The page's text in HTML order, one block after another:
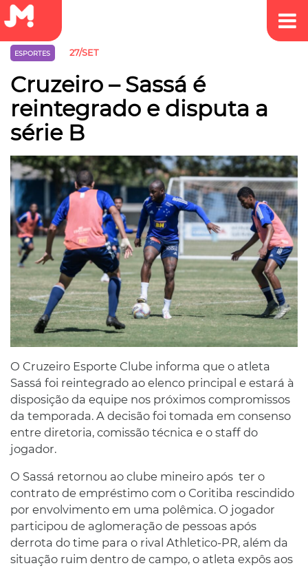
ESPORTES 27/SET
Cruzeiro – Sassá é
reintegrado e disputa a
série B
O Cruzeiro Esporte Clube informa que o atleta
Sassá foi reintegrado ao elenco principal e estará à
disposição da equipe nos próximos compromissos
da temporada. A decisão foi tomada em consenso
entre diretoria, comissão técnica e o staff do
jogador.
O Sassá retornou ao clube mineiro após ter o
contrato de empréstimo com o Coritiba rescindido
por envolvimento em uma polêmica. O jogador
participou de aglomeração de pessoas após
derrota do time para o rival Athletico-PR, além da
situação ruim dentro de campo, o atleta expôs aos